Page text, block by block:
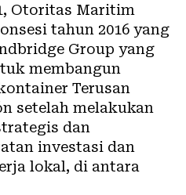
Otoritas Maritim
tahun 2016 yang
Group yang
membangun
Terusan
setelah melakukan
dan
investasi dan
lokal, di antara